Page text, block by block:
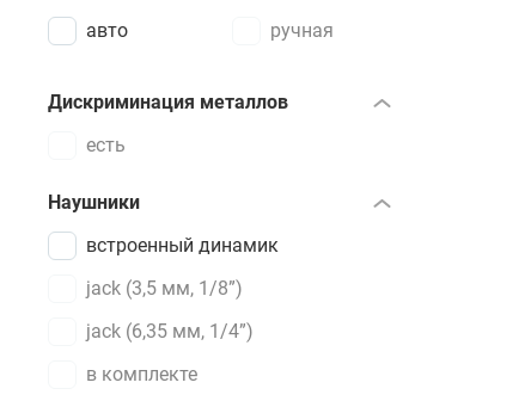
авто
ручная
Дискриминация металлов
есть
Наушники
встроенный динамик
jack (3,5 мм, 1/8”)
jack (6,35 мм, 1/4”)
в комплекте